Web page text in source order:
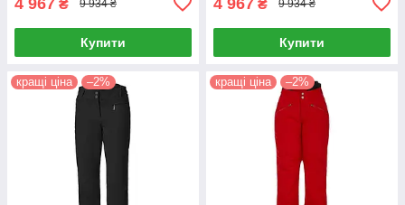
₴ 9 934 ₴
Купити
₴ 9 934 ₴
Купити
кращі ціна –2% кращі ціна –2%